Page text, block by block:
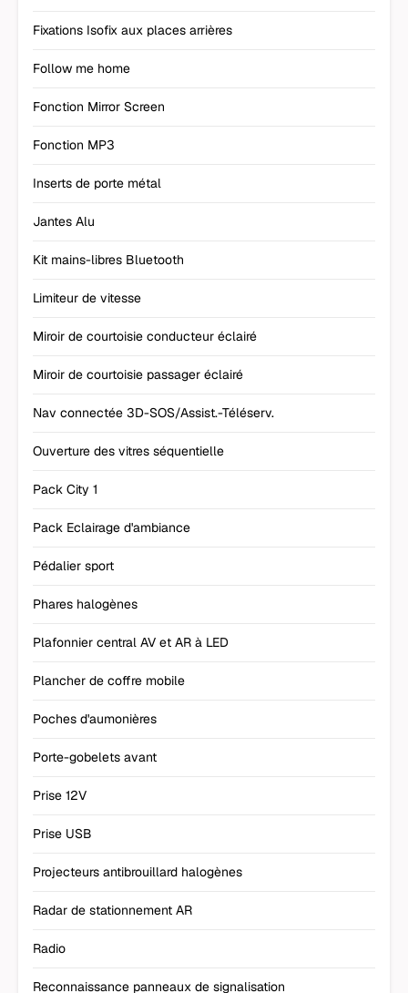
Fixations Isofix aux places arrières
Follow me home
Fonction Mirror Screen
Fonction MP3
Inserts de porte métal
Jantes Alu
Kit mains-libres Bluetooth
Limiteur de vitesse
Miroir de courtoisie conducteur éclairé
Miroir de courtoisie passager éclairé
Nav connectée 3D-SOS/Assist.-Téléserv.
Ouverture des vitres séquentielle
Pack City 1
Pack Eclairage d'ambiance
Pédalier sport
Phares halogènes
Plafonnier central AV et AR à LED
Plancher de coffre mobile
Poches d'aumonières
Porte-gobelets avant
Prise 12V
Prise USB
Projecteurs antibrouillard halogènes
Radar de stationnement AR
Radio
Reconnaissance panneaux de signalisation